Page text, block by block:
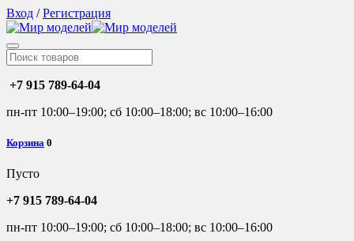
Вход /Регистрация
+7 915 789-64-04
пн-пт 10:00–19:00; сб 10:00–18:00; вс 10:00–16:00
Корзина 0
Пусто
+7 915 789-64-04
пн-пт 10:00–19:00; сб 10:00–18:00; вс 10:00–16:00